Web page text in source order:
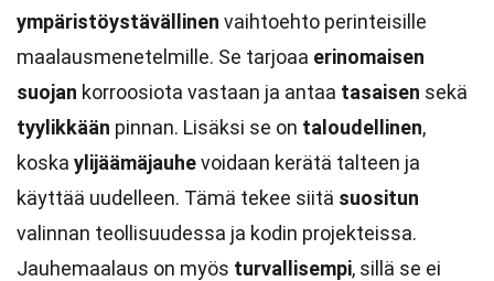
ympäristöystävällinen vaihtoehto perinteisille
maalausmenetelmille. Se tarjoaa erinomaisen
suojan korroosiota vastaan ja antaa tasaisen sekä
tyylikkään pinnan. Lisäksi se on taloudellinen,
koska ylijäämäjauhevoidaan kerätä talteen ja
käyttää uudelleen. Tämä tekee siitä suositun
valinnan teollisuudessa ja kodin projekteissa.
Jauhemaalaus on myös turvallisempi, sillä se ei